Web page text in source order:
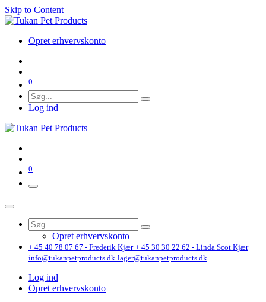
Skip to Content
Opret erhvervskonto
0
Log ind
0
Opret erhvervskonto
+ 45 40 78 07 67 - Frederik Kjær + 45 30 30 22 62 - Linda Scot Kjær
info@tukanpetproducts.dk lager@tukanpetproducts.dk
Log ind
Opret erhvervskonto